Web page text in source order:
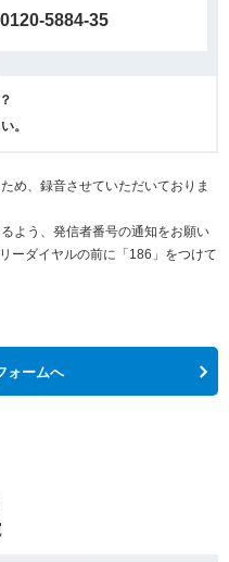
0120-5884-35
。
め、録音させていただいておりま
よう、発信者番号の通知をお願い
ーダイヤルの前に「186」をつけて
ォームへ